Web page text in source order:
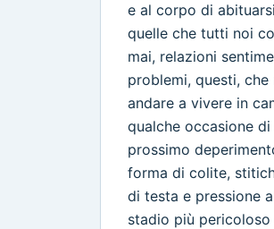
e al corpo di
quelle che tutti noi
mai, relazioni
problemi, questi,
andare a vivere in
qualche occasione
prossimo
forma di colite,
di testa e pressione
stadio più